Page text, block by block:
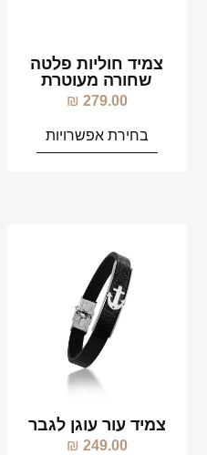
צמיד חוליות פלטה
שחורה מעוטרת
279.00
₪
בחירת אפשרויות
צמיד עור עוגן לגבר
249.00
₪